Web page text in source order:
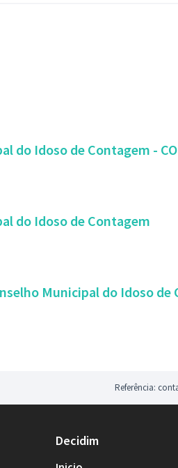
do Idoso de Contagem -
do Idoso de Contagem
Municipal do Idoso de
Referência:
Decidim